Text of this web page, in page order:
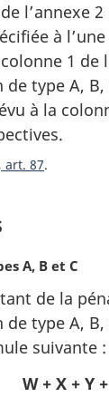
l’annexe
à
1 de
type A, B,
à la
art. 87
A, B et C
de la
type A,
suivante :
W + X + Y